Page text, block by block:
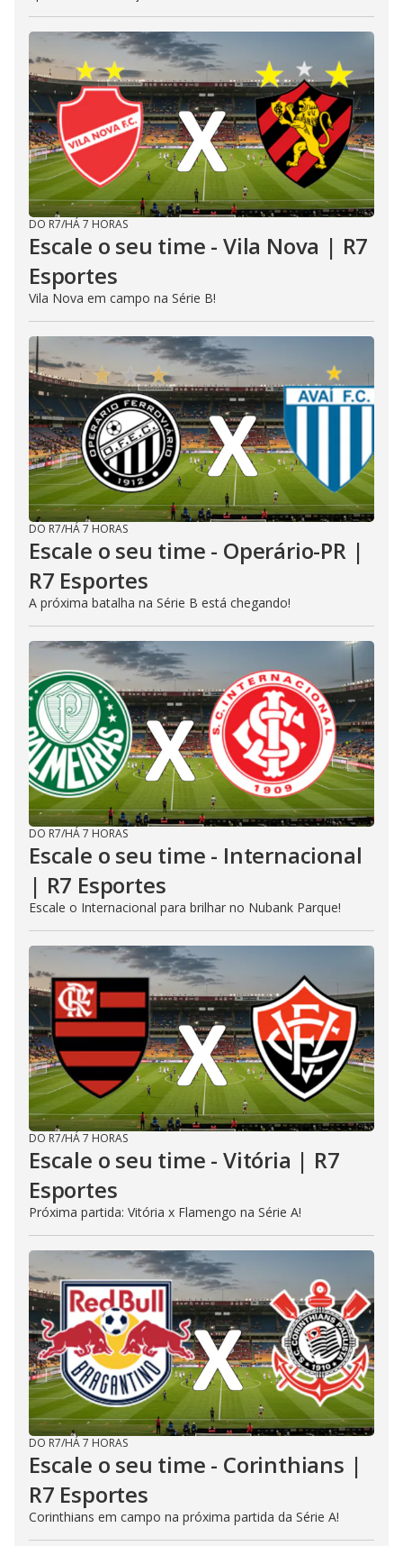
DO R7/HÁ 7 HORAS
Escale o seu time - Vila Nova | R7
Esportes
Vila Nova em campo na Série B!
DO R7/HÁ 7 HORAS
Escale o seu time - Operário-PR |
R7 Esportes
A próxima batalha na Série B está chegando!
DO R7/HÁ 7 HORAS
Escale o seu time - Internacional
| R7 Esportes
Escale o Internacional para brilhar no Nubank Parque!
DO R7/HÁ 7 HORAS
Escale o seu time - Vitória | R7
Esportes
Próxima partida: Vitória x Flamengo na Série A!
DO R7/HÁ 7 HORAS
Escale o seu time - Corinthians |
R7 Esportes
Corinthians em campo na próxima partida da Série A!